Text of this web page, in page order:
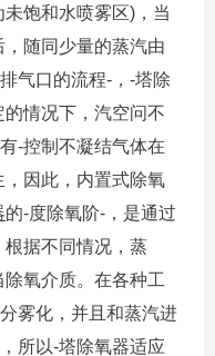
饱和水喷雾区)，当
随同少量的蒸汽由
气口的流程-，-塔除
情况下，汽空问不
-控制不凝结气体在
因此，内置式除氧
的-度除氧阶-，是通过
据不同情况，蒸
氧介质。在各种工
雾化，并且和蒸汽进
所以-塔除氧器适应